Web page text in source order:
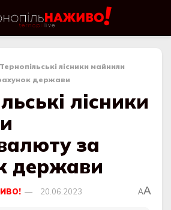
Тернопільські лісники майнили
держави
лісники
за
держави
20.06.2023 AA